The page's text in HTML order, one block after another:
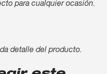
para cualquier ocasión.
detalle del producto.